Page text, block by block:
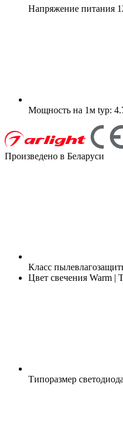
Напряжение питания
Мощность на 1м typ:
Произведено в Беларуси
Класс
Цвет свечения Warm |
Типоразмер светодиода